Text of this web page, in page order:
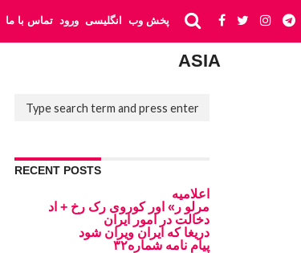
تماس با ما ورود انگلیسی پخش وب
ASIA
RECENT POSTS
اعلامیه
مرلو ر» اور کوروی رک رخ + اد
دخالت در امور ایران
دریغا که ایران ویران شود
پیام نامه شماره۳۲